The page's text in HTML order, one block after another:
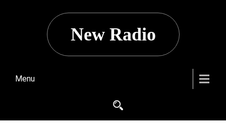
New Radio
Menu